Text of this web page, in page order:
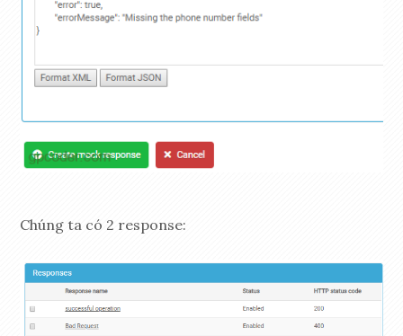
Chúng ta có 2 response: